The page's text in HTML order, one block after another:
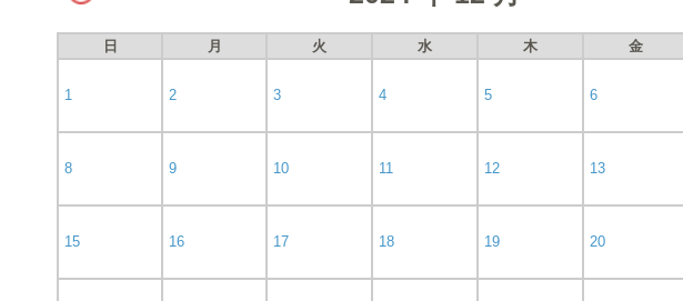
日 月 火 水 木 金
1 2 3 4 5 6
8 9 10 11 12 13
15 16 17 18 19 20